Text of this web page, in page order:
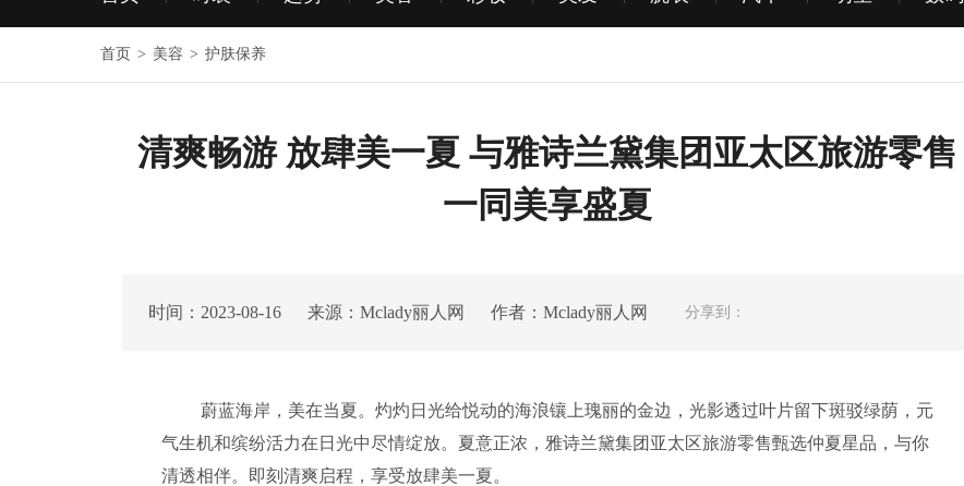
首页 > 美容 > 护肤保养
清爽畅游 放肆美一夏 与雅诗兰黛集团亚太区旅游零售
一同美享盛夏
时间：2023-08-16 来源：Mclady丽人网 作者：Mclady丽人网 分享到：
蔚蓝海岸，美在当夏。灼灼日光给悦动的海浪镶上瑰丽的金边，光影透过叶片留下斑驳绿荫，元
气生机和缤纷活力在日光中尽情绽放。夏意正浓，雅诗兰黛集团亚太区旅游零售甄选仲夏星品，与你
清透相伴。即刻清爽启程，享受放肆美一夏。